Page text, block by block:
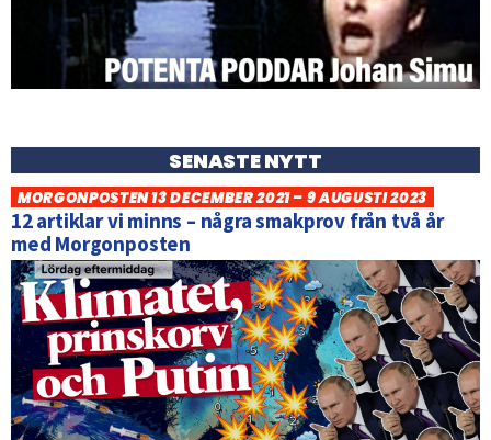
SENASTE NYTT
MORGONPOSTEN 13 DECEMBER 2021 – 9 AUGUSTI 2023
12 artiklar vi minns – några smakprov från två år
med Morgonposten